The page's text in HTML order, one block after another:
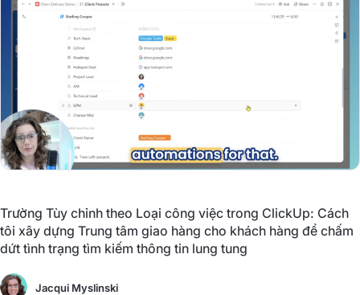
Trường Tùy chỉnh theo Loại công việc trong ClickUp: Cách
tôi xây dựng Trung tâm giao hàng cho khách hàng để chấm
dứt tình trạng tìm kiếm thông tin lung tung
Jacqui Myslinski